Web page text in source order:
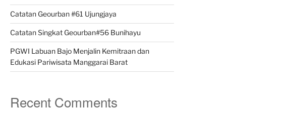
Catatan Geourban #61 Ujungjaya
Catatan Singkat Geourban#56 Bunihayu
PGWI Labuan Bajo Menjalin Kemitraan dan
Edukasi Pariwisata Manggarai Barat
Recent Comments